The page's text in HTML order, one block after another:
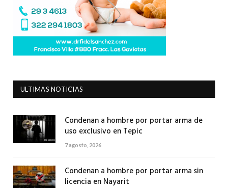
ULTIMAS NOTICIAS
Condenan a hombre por portar arma de
uso exclusivo en Tepic
7 agosto, 2026
Condenan a hombre por portar arma sin
licencia en Nayarit